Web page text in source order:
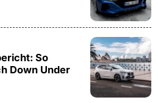
So
Down Under